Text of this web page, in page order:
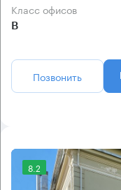
Класс офисов
B
Позвонить
8.2